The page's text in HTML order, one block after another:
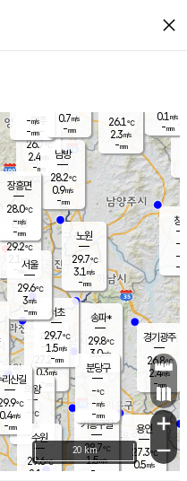
close
양주
26.7℃
2.4
-mm
과천
27.2℃
0.3m/s
- mm
용인
27.3℃
0.5m/s
경기광주
26.8℃
2.4m/s
-mm
26.1℃
2.3m/s
-mm
창
-
-m/
-
0.1 m/s
-mm
의왕
- ℃
m/s
mm
은평
29.2℃
2.1 m/s
- mm
노원
29.7℃
3.1 m/s
-mm
송파*
29.8℃
3.0m/s
-mm
서초
29.7℃
1.5m/s
-mm
남방
28.2℃
0.9m/s
-mm
기흥구갈
28.7℃
1.5m/s
-
산길
℃
0.4m/s
-mm
분당구
-℃
-m/s
-mm
장흥면
28.0℃
-m/s
-mm
-m/s
-mm
수원
29.6℃
2.1 m/s
서울
29.6℃
3m/s
-mm
0.7m/s
-mm
+
−
20 km